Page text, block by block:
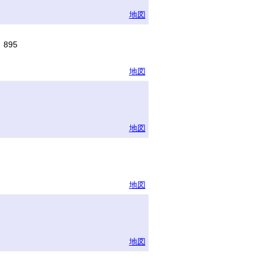
地図
895
地図
地図
地図
地図